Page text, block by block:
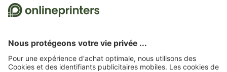
10.06.2026de Mickaël FROMEYER
évaluations. Vous trouverezici les mesures prises par Trustpilot pour garantir
l'authenticité des évaluations.